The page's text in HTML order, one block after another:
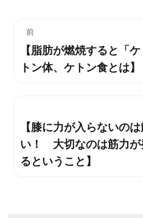
前
過
去
稿:
【脂肪が燃焼すると「
トン体、ケトン食とは】
次
の
投
【膝に力が入らないの
い！ 大切なのは筋力が
るということ】